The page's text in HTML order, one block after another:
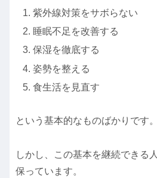
紫外線対策をサボらない
睡眠不足を改善する
保湿を徹底する
姿勢を整える
食生活を見直す
という基本的なものばかりです。
しかし、この基本を継続できる
保っています。